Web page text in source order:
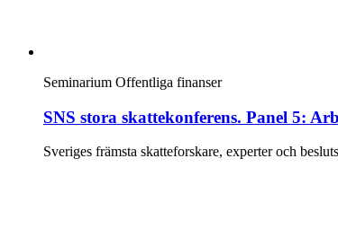
Seminarium Offentliga finanser
SNS stora skattekonferens. Panel 5:
Sveriges främsta skatteforskare, experter och